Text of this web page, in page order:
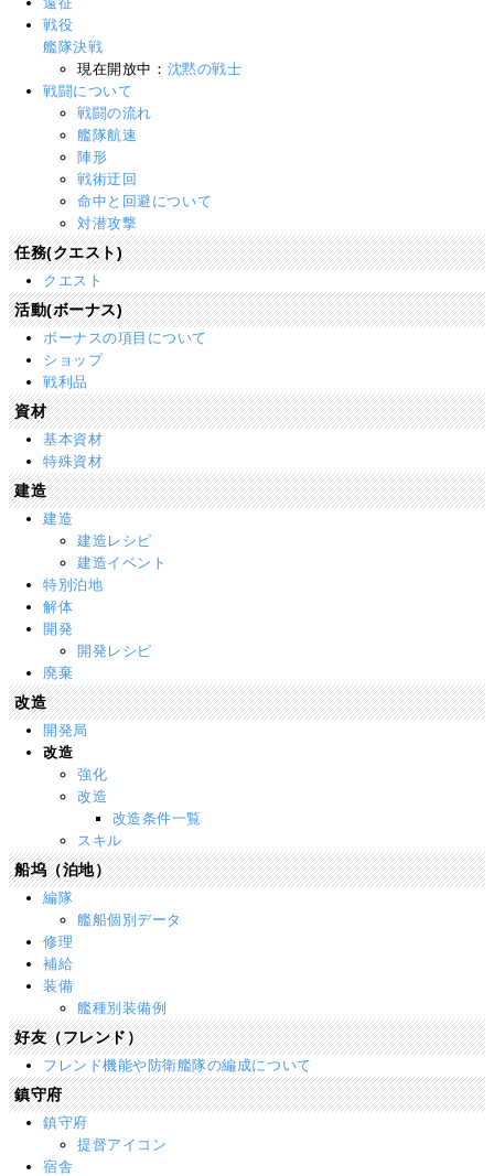
戦役
艦隊決戦
現在開放中： 沈黙の戦士
戦闘について
戦闘の流れ
艦隊航速
陣形
戦術迂回
命中と回避について
対潜攻撃
任務(クエスト)
クエスト
活動(ボーナス)
ボーナスの項目について
ショップ
戦利品
資材
基本資材
特殊資材
建造
建造
建造レシピ
建造イベント
特別泊地
解体
開発
開発レシピ
廃棄
改造
開発局
改造
強化
改造
改造条件一覧
スキル
船坞（泊地）
編隊
艦船個別データ
修理
補給
装備
艦種別装備例
好友（フレンド）
フレンド機能や防衛艦隊の編成について
鎮守府
鎮守府
提督アイコン
宿舎